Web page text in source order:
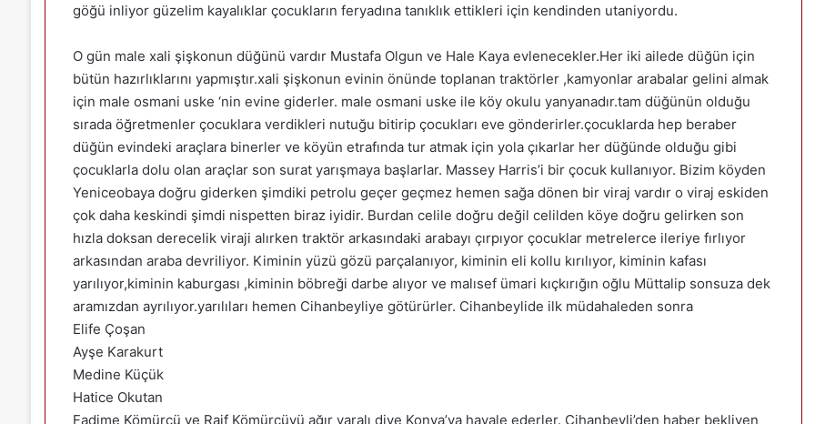
göğü inliyor güzelim kayalıklar çocukların feryadına tanıklık ettikleri için kendinden utaniyordu.
O gün male xali şişkonun düğünü vardır Mustafa Olgun ve Hale Kaya evlenecekler.Her iki ailede düğün için
bütün hazırlıklarını yapmıştır.xali şişkonun evinin önünde toplanan traktörler ,kamyonlar arabalar gelini almak
için male osmani uske ‘nin evine giderler. male osmani uske ile köy okulu yanyanadır.tam düğünün olduğu
sırada öğretmenler çocuklara verdikleri nutuğu bitirip çocukları eve gönderirler.çocuklarda hep beraber
düğün evindeki araçlara binerler ve köyün etrafında tur atmak için yola çıkarlar her düğünde olduğu gibi
çocuklarla dolu olan araçlar son surat yarışmaya başlarlar. Massey Harris’i bir çocuk kullanıyor. Bizim köyden
Yeniceobaya doğru giderken şimdiki petrolu geçer geçmez hemen sağa dönen bir viraj vardır o viraj eskiden
çok daha keskindi şimdi nispetten biraz iyidir. Burdan celile doğru değil celilden köye doğru gelirken son
hızla doksan derecelik viraji alırken traktör arkasındaki arabayı çırpıyor çocuklar metrelerce ileriye fırlıyor
arkasından araba devriliyor. Kiminin yüzü gözü parçalanıyor, kiminin eli kollu kırılıyor, kiminin kafası
yarılıyor,kiminin kaburgası ,kiminin böbreği darbe alıyor ve malısef ümari kıçkırığın oğlu Müttalip sonsuza dek
aramızdan ayrılıyor.yarılıları hemen Cihanbeyliye götürürler. Cihanbeylide ilk müdahaleden sonra
Elife Çoşan
Ayşe Karakurt
Medine Küçük
Hatice Okutan
Fadime Kömürcü ve Raif Kömürcüyü ağır yaralı diye Konya’ya havale ederler. Cihanbeyli’den haber bekliyen